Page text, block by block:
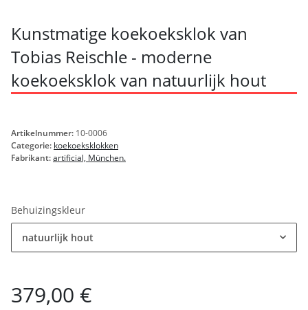
Kunstmatige koekoeksklok van
Tobias Reischle - moderne
koekoeksklok van natuurlijk hout
Artikelnummer: 10-0006
Categorie: koekoeksklokken
Fabrikant:artificial, München.
Behuizingskleur
natuurlijk hout
379,00 €